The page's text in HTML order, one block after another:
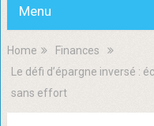
Menu
Home
Finances
Le défi d’épargne inversé :
sans effort